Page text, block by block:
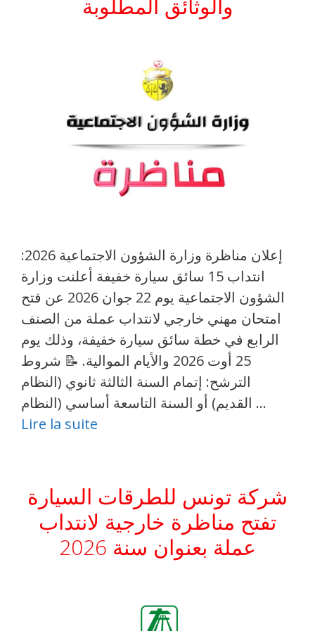
والوثائق المطلوبة
إعلان مناظرة وزارة الشؤون الاجتماعية 2026:
انتداب 15 سائق سيارة خفيفة أعلنت وزارة
الشؤون الاجتماعية يوم 22 جوان 2026 عن فتح
امتحان مهني خارجي لانتداب عملة من الصنف
الرابع في خطة سائق سيارة خفيفة، وذلك يوم
25 أوت 2026 والأيام الموالية. 📝 شروط
الترشح: إتمام السنة الثالثة ثانوي (النظام
القديم) أو السنة التاسعة أساسي (النظام …
Lire la suite
شركة تونس للطرقات السيارة
تفتح مناظرة خارجية لانتداب
عملة بعنوان سنة 2026